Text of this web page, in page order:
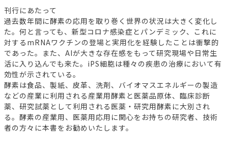
刊行にあたって
過去数年間に酵素の応用を取り巻く世界の状況は大きく変化し
た。何と言っても、新型コロナ感染症とパンデミック、これに
対するmRNAワクチンの登場と実用化を経験したことは衝撃的
であった。また、AIが大きな存在感をもって研究現場や日常生
活に入り込んでも来た。iPS細胞は種々の疾患の治療において有
効性が示されている。
酵素は食品、製紙、皮革、洗剤、バイオマスエネルギーの製造
などの産業に利用される産業用酵素と医薬品原体、臨床診断
薬、研究試薬として利用される医薬・研究用酵素に大別され
る。酵素の産業用、医薬用応用に関心をお持ちの研究者、技術
者の方々に本書をお勧めいたします。